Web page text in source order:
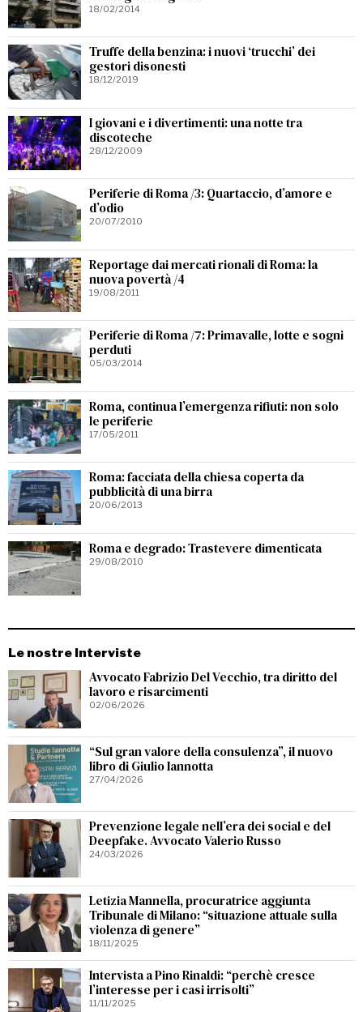
18/02/2014
Truffe della benzina: i nuovi ‘trucchi’ dei
gestori disonesti
18/12/2019
I giovani e i divertimenti: una notte tra
discoteche
28/12/2009
Periferie di Roma /3: Quartaccio, d’amore e
d’odio
20/07/2010
Reportage dai mercati rionali di Roma: la
nuova povertà /4
19/08/2011
Periferie di Roma /7: Primavalle, lotte e sogni
perduti
05/03/2014
Roma, continua l’emergenza rifiuti: non solo
le periferie
17/05/2011
Roma: facciata della chiesa coperta da
pubblicità di una birra
20/06/2013
Roma e degrado: Trastevere dimenticata
29/08/2010
Le nostre Interviste
Avvocato Fabrizio Del Vecchio, tra diritto del
lavoro e risarcimenti
02/06/2026
“Sul gran valore della consulenza”, il nuovo
libro di Giulio Iannotta
27/04/2026
Prevenzione legale nell’era dei social e del
Deepfake. Avvocato Valerio Russo
24/03/2026
Letizia Mannella, procuratrice aggiunta
Tribunale di Milano: “situazione attuale sulla
violenza di genere”
18/11/2025
Intervista a Pino Rinaldi: “perchè cresce
l’interesse per i casi irrisolti”
11/11/2025